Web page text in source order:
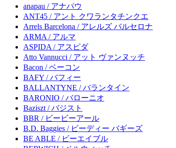
anapau / アナパウ
ANT45 / アント クワランタチンクエ
Arrels Barcelona / アレルズ バルセロナ
ARMA / アルマ
ASPIDA / アスピダ
Atto Vannucci / アット ヴァンヌッチ
Bacon / ベーコン
BAFY / バフィー
BALLANTYNE / バランタイン
BARONIO / バローニオ
Baziszt / バジスト
BBR / ビービーアール
B.D. Baggies / ビーディー バギーズ
BE ABLE / ビーエイブル